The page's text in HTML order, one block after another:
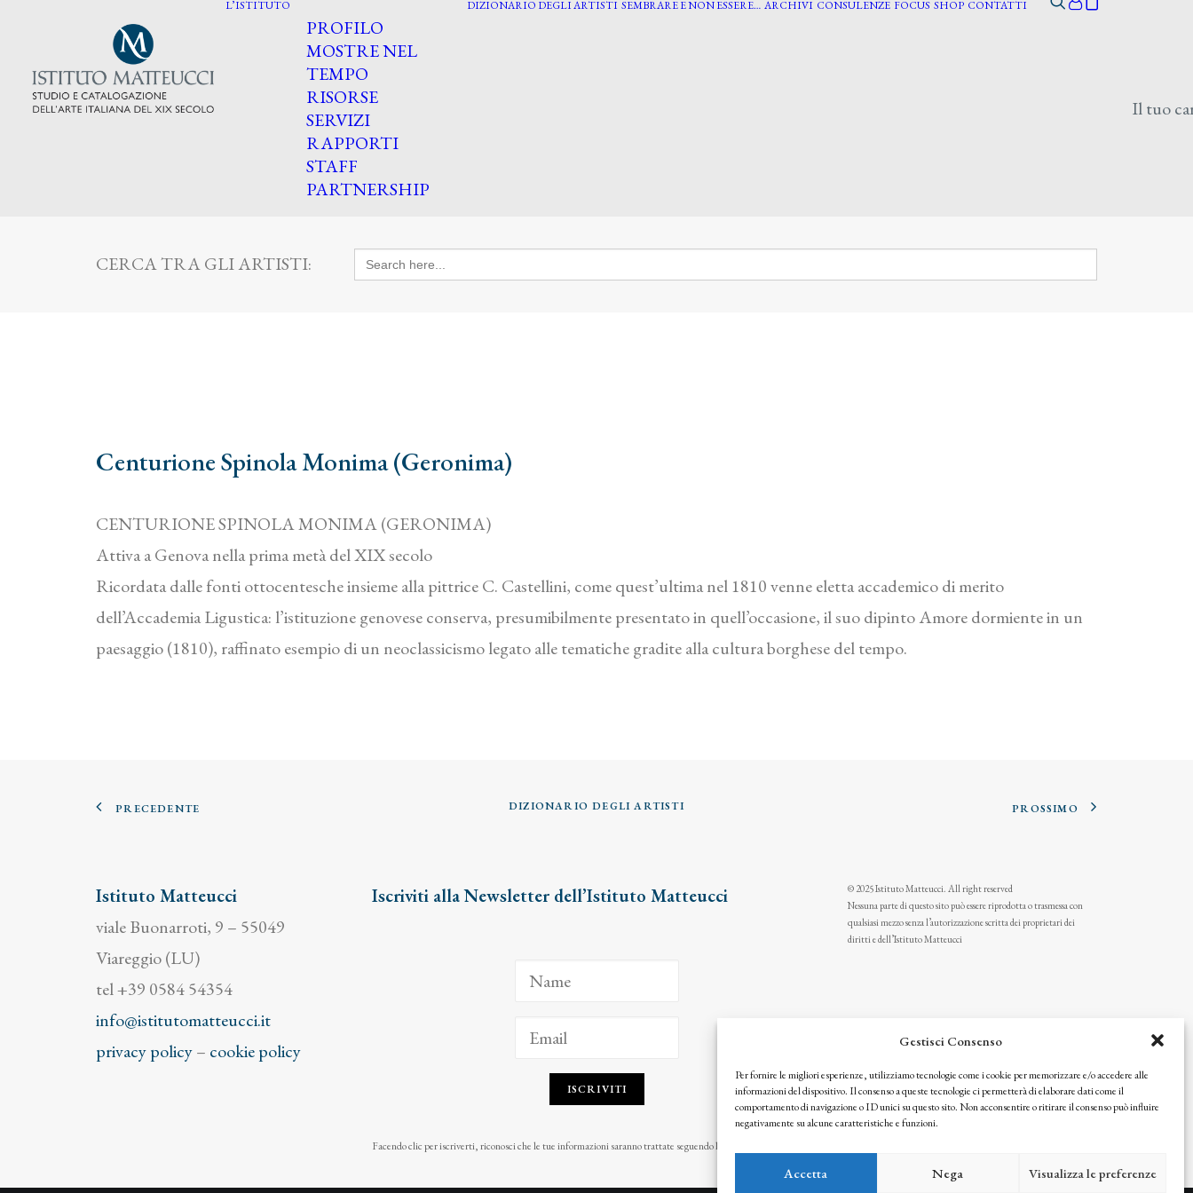
Gestisci Consenso
Per fornire le migliori esperienze, utilizziamo tecnologie come i cookie per memorizzare e/o accedere alle
informazioni del dispositivo. Il consenso a queste tecnologie ci permetterà di elaborare dati come il
comportamento di navigazione o ID unici su questo sito. Non acconsentire o ritirare il consenso può influire
negativamente su alcune caratteristiche e funzioni.
Accetta Nega Visualizza le preferenze
L’ISTITUTO
PROFILO
MOSTRE NEL
TEMPO
RISORSE
SERVIZI
RAPPORTI
STAFF
PARTNERSHIP
DIZIONARIO DEGLI ARTISTI SEMBRARE E NON ESSERE… ARCHIVI CONSULENZE FOCUS SHOP CONTATTI
Il tuo
CERCA TRA GLI ARTISTI: Search
for:
Centurione Spinola Monima (Geronima)
CENTURIONE SPINOLA MONIMA (GERONIMA)
Attiva a Genova nella prima metà del XIX secolo
Ricordata dalle fonti ottocentesche insieme alla pittrice C. Castellini, come quest’ultima nel 1810 venne eletta accademico di merito
dell’Accademia Ligustica: l’istituzione genovese conserva, presumibilmente presentato in quell’occasione, il suo dipinto Amore dormiente in un
paesaggio (1810), raffinato esempio di un neoclassicismo legato alle tematiche gradite alla cultura borghese del tempo.
PRECEDENTE DIZIONARIO DEGLI ARTISTI PROSSIMO
Istituto Matteucci
viale Buonarroti, 9 – 55049
Viareggio (LU)
tel +39 0584 54354
info@istitutomatteucci.it
privacy policy– cookie policy
Iscriviti alla Newsletter dell’Istituto Matteucci
ISCRIVITI
Facendo clic per iscriverti, riconosci che le tue informazioni saranno trattate seguendo la nostra
© 2025 Istituto Matteucci. All right reserved
Nessuna parte di questo sito può essere riprodotta o trasmessa con
qualsiasi mezzo senza l’autorizzazione scritta dei proprietari dei
diritti e dell’Istituto Matteucci